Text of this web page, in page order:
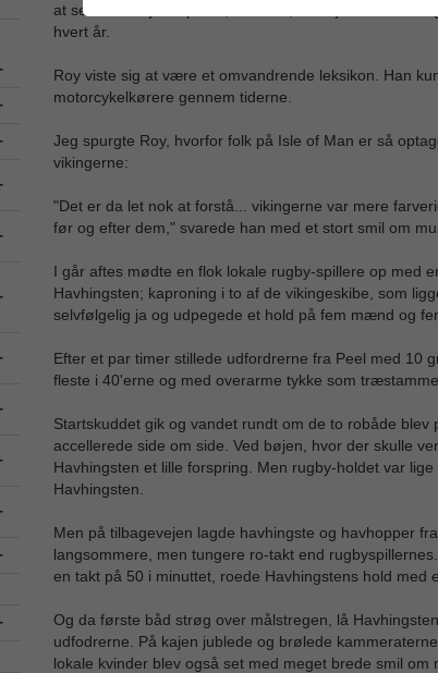
at se øens højeste punkt, Snaefell, ad vejen hvor det
hvert år.
Roy viste sig at være et omvandrende leksikon. Han
motorcykelkørere gennem tiderne.
Jeg spurgte Roy, hvorfor folk på Isle of Man er så
vikingerne:
"Det er da let nok at forstå... vikingerne var mere
før og efter dem," svarede han med et stort smil om
I går aftes mødte en flok lokale rugby-spillere op med
Havhingsten; kaproning i to af de vikingeskibe, som
selvfølgelig ja og udpegede et hold på fem mænd og
Efter et par timer stillede udfordrerne fra Peel med 10
fleste i 40'erne og med overarme tykke som
Startskuddet gik og vandet rundt om de to robåde blev
accellerede side om side. Ved bøjen, hvor der skulle
Havhingsten et lille forspring. Men rugby-holdet var
Havhingsten.
Men på tilbagevejen lagde havhingste og havhopper
langsommere, men tungere ro-takt end
en takt på 50 i minuttet, roede Havhingstens hold med
Og da første båd strøg over målstregen, lå
udfodrerne. På kajen jublede og brølede
lokale kvinder blev også set med meget brede smil om